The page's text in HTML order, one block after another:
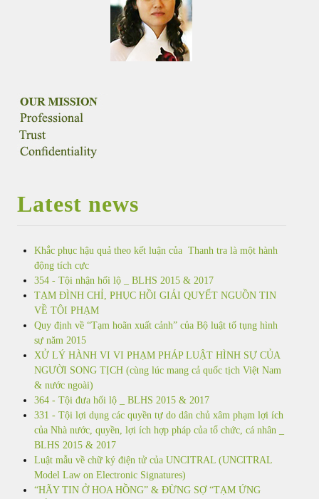
Latest news
Khắc phục hậu quả theo kết luận của Thanh tra là một hành
động tích cực
354 - Tội nhận hối lộ _ BLHS 2015 & 2017
TẠM ĐÌNH CHỈ, PHỤC HỒI GIẢI QUYẾT NGUỒN TIN
VỀ TỘI PHẠM
Quy định về “Tạm hoãn xuất cảnh” của Bộ luật tố tụng hình
sự năm 2015
XỬ LÝ HÀNH VI VI PHẠM PHÁP LUẬT HÌNH SỰ CỦA
NGƯỜI SONG TỊCH (cùng lúc mang cả quốc tịch Việt Nam
& nước ngoài)
364 - Tội đưa hối lộ _ BLHS 2015 & 2017
331 - Tội lợi dụng các quyền tự do dân chủ xâm phạm lợi ích
của Nhà nước, quyền, lợi ích hợp pháp của tổ chức, cá nhân _
BLHS 2015 & 2017
Luật mẫu về chữ ký điện tử của UNCITRAL (UNCITRAL
Model Law on Electronic Signatures)
“HÃY TIN Ở HOA HỒNG” & ĐỪNG SỢ “TẠM ỨNG